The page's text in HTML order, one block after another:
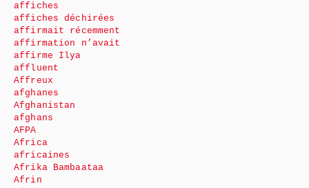
affiches
affiches déchirées
affirmait récemment
affirmation n’avait
affirme Ilya
affluent
Affreux
afghanes
Afghanistan
afghans
AFPA
Africa
africaines
Afrika Bambaataa
Afrin